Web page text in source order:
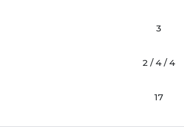
3
2 / 4 / 4
17